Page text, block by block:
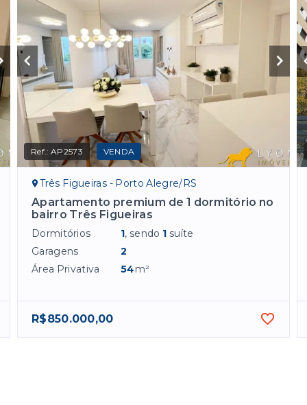
Ref.:AP2573 VENDA
Três Figueiras - Porto Alegre/RS
Apartamento premium de 1 dormitório no
bairro Três Figueiras
Dormitórios 1, sendo 1 suíte
Garagens
2
Área Privativa
54m²
R$850.000,00